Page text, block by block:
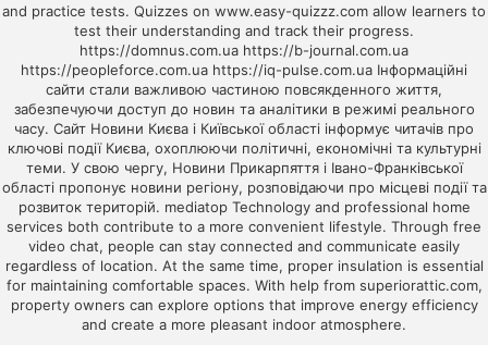
and practice tests. Quizzes on www.easy-quizzz.com allow learners to
test their understanding and track their progress.
https://domnus.com.ua https://b-journal.com.ua
https://peopleforce.com.ua https://iq-pulse.com.ua Інформаційні
сайти стали важливою частиною повсякденного життя,
забезпечуючи доступ до новин та аналітики в режимі реального
часу. Сайт Новини Києва і Київської області інформує читачів про
ключові події Києва, охоплюючи політичні, економічні та культурні
теми. У свою чергу, Новини Прикарпяття і Івано-Франківської
області пропонує новини регіону, розповідаючи про місцеві події та
розвиток територій. mediatop Technology and professional home
services both contribute to a more convenient lifestyle. Through free
video chat, people can stay connected and communicate easily
regardless of location. At the same time, proper insulation is essential
for maintaining comfortable spaces. With help from superiorattic.com,
property owners can explore options that improve energy efficiency
and create a more pleasant indoor atmosphere.